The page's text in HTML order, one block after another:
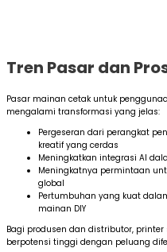
Tren Pasar dan
Pasar mainan cetak untuk
mengalami transformasi yang jelas:
Pergeseran dari perangkat
kreatif yang cerdas
Meningkatkan integrasi AI
Meningkatnya permintaan
global
Pertumbuhan yang kuat
mainan DIY
Bagi produsen dan distributor, printer
berpotensi tinggi dengan peluang